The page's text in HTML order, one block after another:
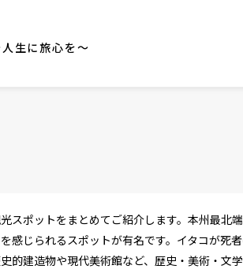
生に旅心を～
スポットをまとめてご紹介します。本州最北
感じられるスポットが有名です。イタコが死
的建造物や現代美術館など、歴史・美術・文